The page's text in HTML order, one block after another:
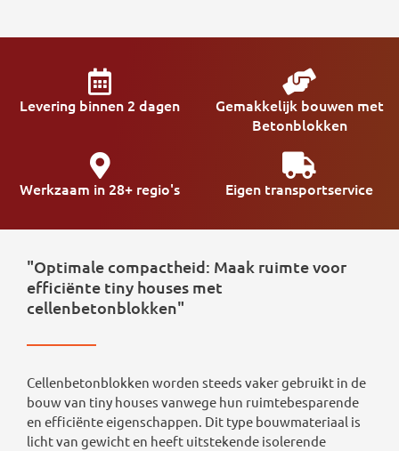
Levering binnen 2 dagen
Gemakkelijk bouwen met
Betonblokken
Werkzaam in 28+ regio's Eigen transportservice
"Optimale compactheid: Maak ruimte voor
efficiënte tiny houses met
cellenbetonblokken"
Cellenbetonblokken worden steeds vaker gebruikt in de
bouw van tiny houses vanwege hun ruimtebesparende
en efficiënte eigenschappen. Dit type bouwmateriaal is
licht van gewicht en heeft uitstekende isolerende